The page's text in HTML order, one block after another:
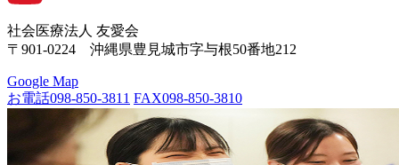
社会医療法人 友愛会
〒901-0224 沖縄県豊見城市字与根50番地212
Google Map
お電話098-850-3811 FAX098-850-3810